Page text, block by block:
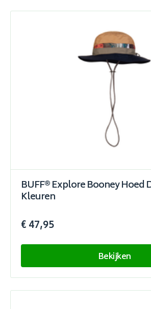
BUFF® Explore Booney Hoed
Kleuren
€ 47,95
Bekijken